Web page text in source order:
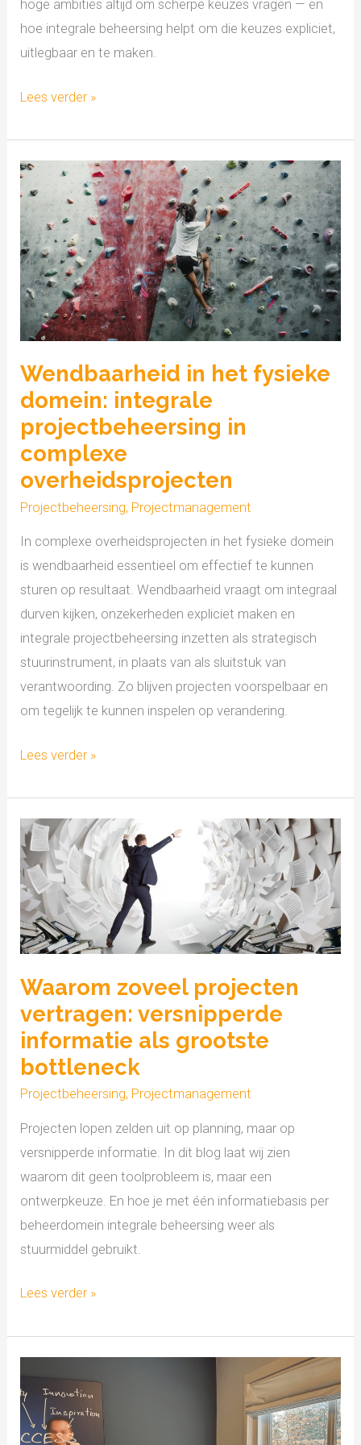
hoge ambities altijd om scherpe keuzes vragen — en
hoe integrale beheersing helpt om die keuzes expliciet,
uitlegbaar en te maken.
Lees verder »
Wendbaarheid in het fysieke
domein: integrale
projectbeheersing in
complexe
overheidsprojecten
Projectbeheersing, Projectmanagement
In complexe overheidsprojecten in het fysieke domein
is wendbaarheid essentieel om effectief te kunnen
sturen op resultaat. Wendbaarheid vraagt om integraal
durven kijken, onzekerheden expliciet maken en
integrale projectbeheersing inzetten als strategisch
stuurinstrument, in plaats van als sluitstuk van
verantwoording. Zo blijven projecten voorspelbaar en
om tegelijk te kunnen inspelen op verandering.
Wendbaarheid
in
het
fysieke
domein:
integrale
projectbeheersing
in
complexe
overheidsprojecten
Lees verder »
Waarom zoveel projecten
vertragen: versnipperde
informatie als grootste
bottleneck
Projectbeheersing, Projectmanagement
Projecten lopen zelden uit op planning, maar op
versnipperde informatie. In dit blog laat wij zien
waarom dit geen toolprobleem is, maar een
ontwerpkeuze. En hoe je met één informatiebasis per
beheerdomein integrale beheersing weer als
stuurmiddel gebruikt.
Waarom
zoveel
projecten
vertragen:
versnipperde
informatie
grootste
bottleneck
Lees verder »
werkweek
als
adviseur